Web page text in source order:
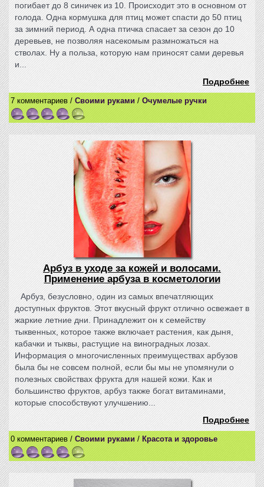
погибает до 8 синичек из 10. Происходит это в основном от
голода. Одна кормушка для птиц может спасти до 50 птиц
за зимний период. А одна птичка спасает за сезон до 10
деревьев, не позволяя насекомым размножаться на
стволах. Ну а польза, которую нам приносят сами деревья
и...
Подробнее
7 комментариев / Своими руками / Очумелые ручки
Арбуз в уходе за кожей и волосами.
Применение арбуза в косметологии
Арбуз, безусловно, один из самых впечатляющих
доступных фруктов. Этот вкусный фрукт отлично освежает в
жаркие летние дни. Принадлежит он к семейству
тыквенных, которое также включает растения, как дыня,
кабачки и тыквы, растущие на виноградных лозах.
Информация о многочисленных преимуществах арбузов
была бы не совсем полной, если бы мы не упомянули о
полезных свойствах фрукта для нашей кожи. Как и
большинство фруктов, арбуз также богат витаминами,
которые способствуют улучшению...
Подробнее
0 комментариев / Своими руками / Красота и здоровье